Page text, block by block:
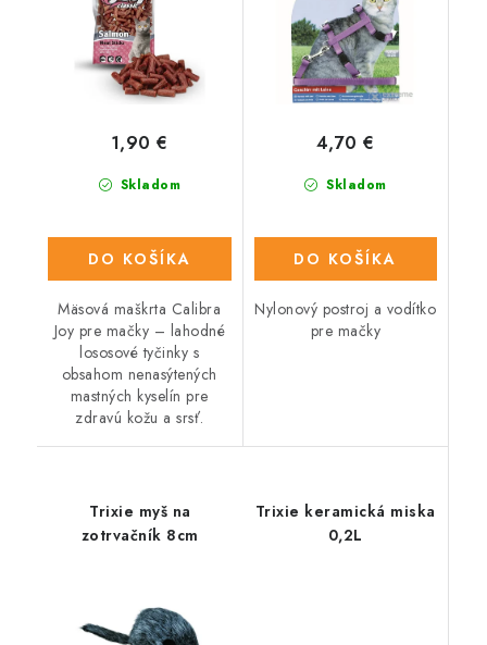
Skladom
1,90 €
DO KOŠÍKA
Mäsová maškrta Calibra
Joy pre mačky – lahodné
lososové tyčinky s
obsahom nenasýtených
mastných kyselín pre
zdravú kožu a srsť.
Skladom
4,70 €
DO KOŠÍKA
Nylonový postroj a vodítko
pre mačky
Trixie myš na
zotrvačník 8cm
Trixie keramická miska
0,2L